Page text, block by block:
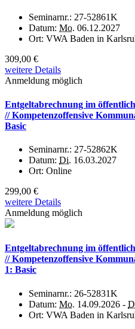
Seminarnr.: 27-52861K
Datum: Mo. 06.12.2027
Ort: VWA Baden in
309,00 €
weitere Details
Anmeldung möglich
Entgeltabrechnung im
// Kompetenzoffensive
Basic
Seminarnr.: 27-52862K
Datum: Di. 16.03.2027
Ort: Online
299,00 €
weitere Details
Anmeldung möglich
Entgeltabrechnung im
// Kompetenzoffensive
1: Basic
Seminarnr.: 26-52831K
Datum: Mo. 14.09.2026 -
Ort: VWA Baden in